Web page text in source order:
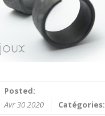
Posted:
Avr 30 2020
Catégories: